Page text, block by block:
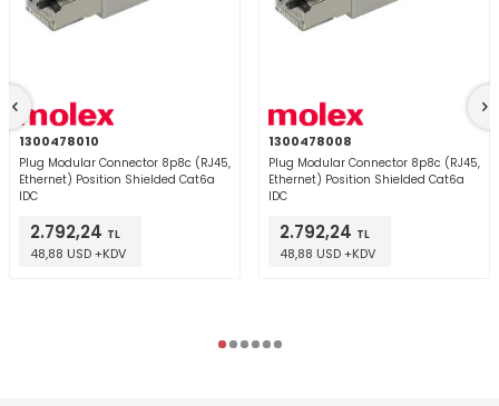
1300478010
Plug Modular Connector 8p8c (RJ45,
Ethernet) Position Shielded Cat6a
IDC
2.792,24 TL
48,88 USD +KDV
1300478008
Plug Modular Connector 8p8c (RJ45,
Ethernet) Position Shielded Cat6a
IDC
2.792,24 TL
48,88 USD +KDV